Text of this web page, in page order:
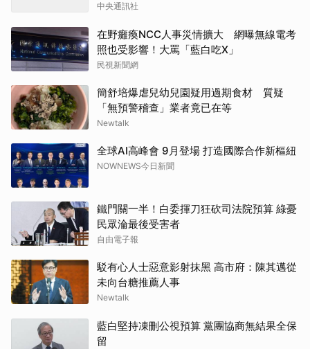
中央通訊社
在野癱瘓NCC人事災情擴大 網曝無線電考
照也受影響！大罵「藍白吃X」
民視新聞網
簡舒培爆虐兒幼兒園疑用過期食材 質疑
「無預警稽查」業者竟已在等
Newtalk
全球AI高峰會 9月登場 打造國際合作新樞紐
NOWNEWS今日新聞
鐵門關一半！白委揮刀狂砍司法院預算 綠憂
民眾淪最後受害者
自由電子報
駁有心人士惡意影射抹黑 高市府：陳其邁從
未向台糖推薦人事
Newtalk
藍白堅持凍刪公視預算 黨團協商無結果全保
留